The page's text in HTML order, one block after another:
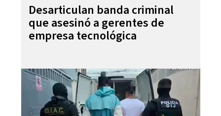
Desarticulan banda criminal
que asesinó a gerentes de
empresa tecnológica